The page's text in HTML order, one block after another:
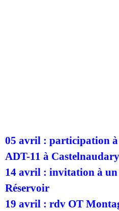
05 avril : participation à
ADT-11 à Castelnaudary
14 avril : invitation à un
Réservoir
19 avril : rdv OT